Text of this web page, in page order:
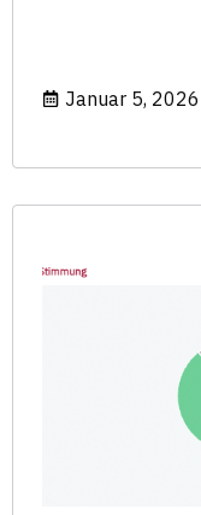
Januar 5, 2026